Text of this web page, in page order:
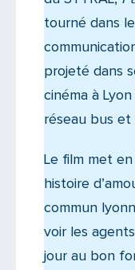
tourné dans
projeté dans
cinéma à
réseau bus et
Le film met
histoire
commun
voir les
jour au bon